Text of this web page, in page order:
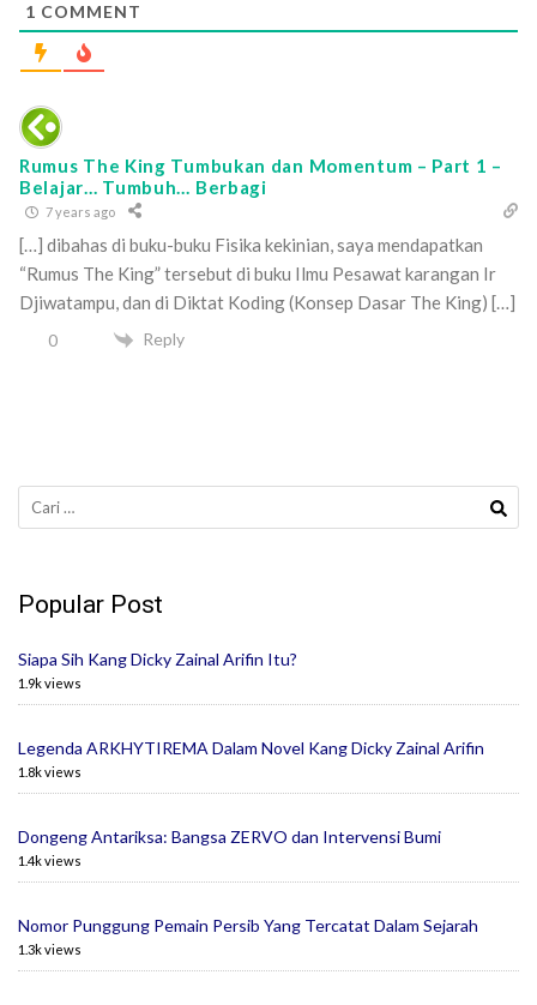
1 COMMENT
Rumus The King Tumbukan dan Momentum – Part 1 –
Belajar… Tumbuh… Berbagi
7 years ago
[…] dibahas di buku-buku Fisika kekinian, saya mendapatkan
“Rumus The King” tersebut di buku Ilmu Pesawat karangan Ir
Djiwatampu, dan di Diktat Koding (Konsep Dasar The King) […]
0 Reply
Cari
untuk:
Popular Post
Siapa Sih Kang Dicky Zainal Arifin Itu?
1.9k views
Legenda ARKHYTIREMA Dalam Novel Kang Dicky Zainal Arifin
1.8k views
Dongeng Antariksa: Bangsa ZERVO dan Intervensi Bumi
1.4k views
Nomor Punggung Pemain Persib Yang Tercatat Dalam Sejarah
1.3k views